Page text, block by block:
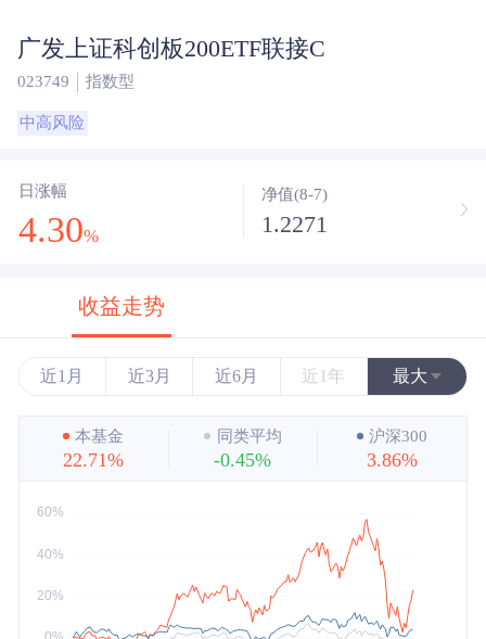
广发上证科创板200ETF联接C
023749 指数型
中高风险
日涨幅
4.30%
净值(8-7)
1.2271
收益走势
近1月 近3月 近6月 近1年 最大
近3年
近5年
最大
本基金
22.71%
同类平均
-0.45%
沪深300
3.86%